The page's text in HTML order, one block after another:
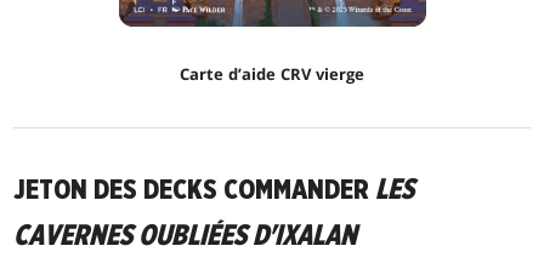
Carte d’aide CRV vierge
JETON DES DECKS COMMANDER LES
CAVERNES OUBLIÉES D'IXALAN